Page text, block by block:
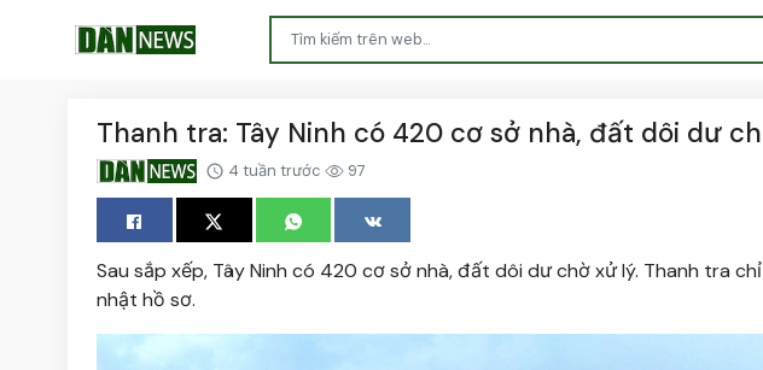
Thanh tra: Tây Ninh có 420 cơ sở nhà, đất dôi dư
4 tuần trước 97
Sau sắp xếp, Tây Ninh có 420 cơ sở nhà, đất dôi dư chờ xử lý. Thanh tra
nhật hồ sơ.